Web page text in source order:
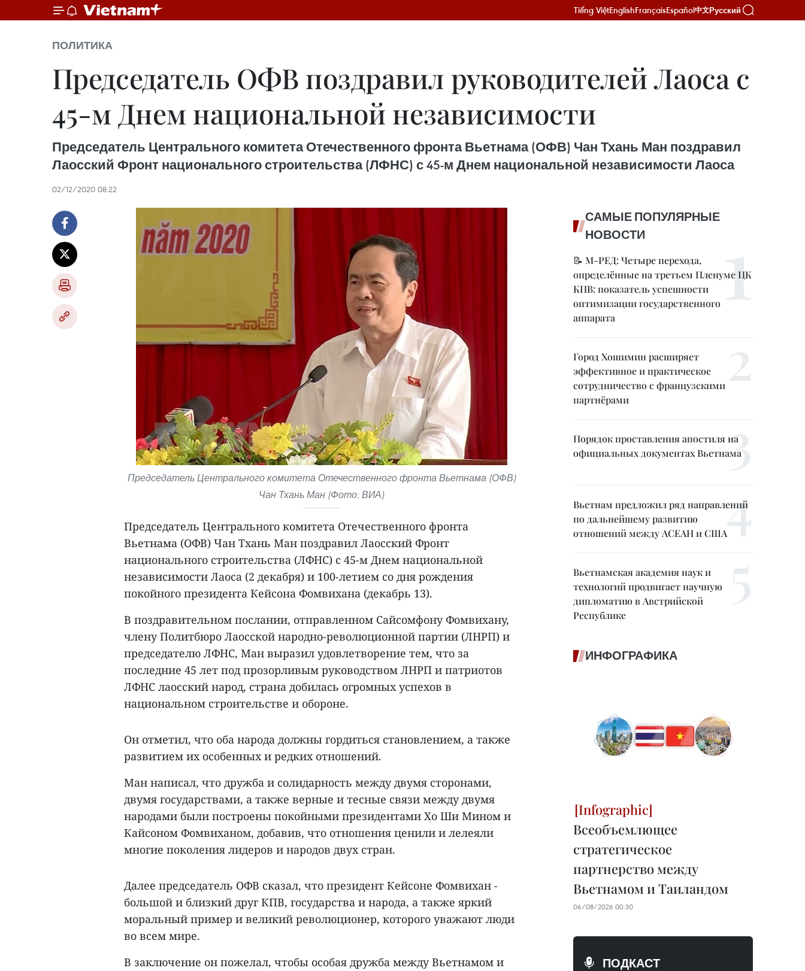
Tiếng ViệtEnglishFrançaisEspañol中文Русский
ПОЛИТИКА
Председатель ОФВ поздравил руководителей Лаоса с
45-м Днем национальной независимости
Председатель Центрального комитета Отечественного фронта Вьетнама (ОФВ) Чан Тхань Ман поздравил
Лаосский Фронт национального строительства (ЛФНС) с 45-м Днем национальной независимости Лаоса
02/12/2020 08:22
Председатель Центрального комитета Отечественного фронта Вьетнама (ОФВ)
Чан Тхань Ман (Фото: ВИА)
Председатель Центрального комитета Отечественного фронта
Вьетнама (ОФВ) Чан Тхань Ман поздравил Лаосский Фронт
национального строительства (ЛФНС) с 45-м Днем национальной
независимости Лаоса (2 декабря) и 100-летием со дня рождения
покойного президента Кейсона Фомвихана (декабрь 13).
В поздравительном послании, отправленном Сайсомфону Фомвихану,
члену Политбюро Лаосской народно-революционной партии (ЛНРП) и
председателю ЛФНС, Ман выразил удовлетворение тем, что за
последние 45 лет под прозорливым руководством ЛНРП и патриотов
ЛФНС лаосский народ, страна добилась огромных успехов в
национальном строительстве и обороне.
Он отметил, что оба народа должны гордиться становлением, а также
развитием их особенных и редких отношений.
Ман написал, что дружба и солидарность между двумя сторонами,
двумя государствами, а также верные и тесные связи между двумя
народами были построены покойными президентами Хо Ши Мином и
Кайсоном Фомвиханом, добавив, что отношения ценили и лелеяли
многие поколения лидеров и народов двух стран.
Далее председатель ОФВ сказал, что президент Кейсоне Фомвихан -
большой и близкий друг КПВ, государства и народа, а также яркий
моральный пример и великий революционер, которого уважают люди
во всем мире.
В заключение он пожелал, чтобы особая дружба между Вьетнамом и
САМЫЕ ПОПУЛЯРНЫЕ
НОВОСТИ
📝 М-РЕД: Четыре перехода,
определённые на третьем Пленуме ЦК
КПВ: показатель успешности
оптимизации государственного
аппарата
Город Хошимин расширяет
эффективное и практическое
сотрудничество с французскими
партнёрами
Порядок проставления апостиля на
официальных документах Вьетнама
Вьетнам предложил ряд направлений
по дальнейшему развитию
отношений между АСЕАН и США
Вьетнамская академия наук и
технологий продвигает научную
дипломатию в Австрийской
Республике
ИНФОГРАФИКА
Всеобъемлющее
стратегическое
партнерство между
Вьетнамом и Таиландом
06/08/2026 00:30
ПОДКАСТ